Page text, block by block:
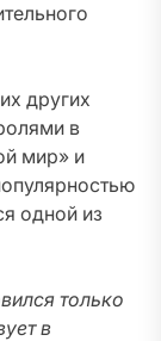
других
в
мир» и
одной из
только
в